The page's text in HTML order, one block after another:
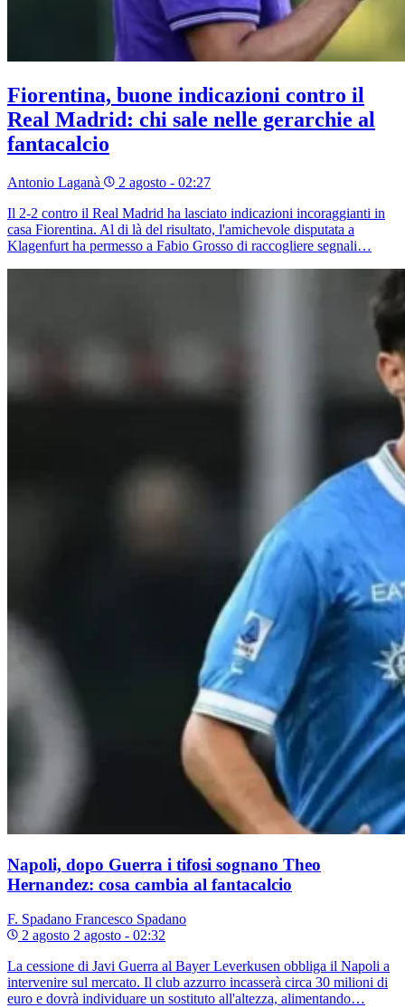
Fiorentina, buone indicazioni contro il
Real Madrid: chi sale nelle gerarchie al
fantacalcio
Antonio Laganà
2 agosto - 02:27
Il 2-2 contro il Real Madrid ha lasciato indicazioni incoraggianti in
casa Fiorentina. Al di là del risultato, l'amichevole disputata a
Klagenfurt ha permesso a Fabio Grosso di raccogliere segnali…
Napoli, dopo Guerra i tifosi sognano Theo
Hernandez: cosa cambia al fantacalcio
F. Spadano Francesco Spadano
2 agosto 2 agosto - 02:32
La cessione di Javi Guerra al Bayer Leverkusen obbliga il Napoli a
intervenire sul mercato. Il club azzurro incasserà circa 30 milioni di
euro e dovrà individuare un sostituto all'altezza, alimentando…